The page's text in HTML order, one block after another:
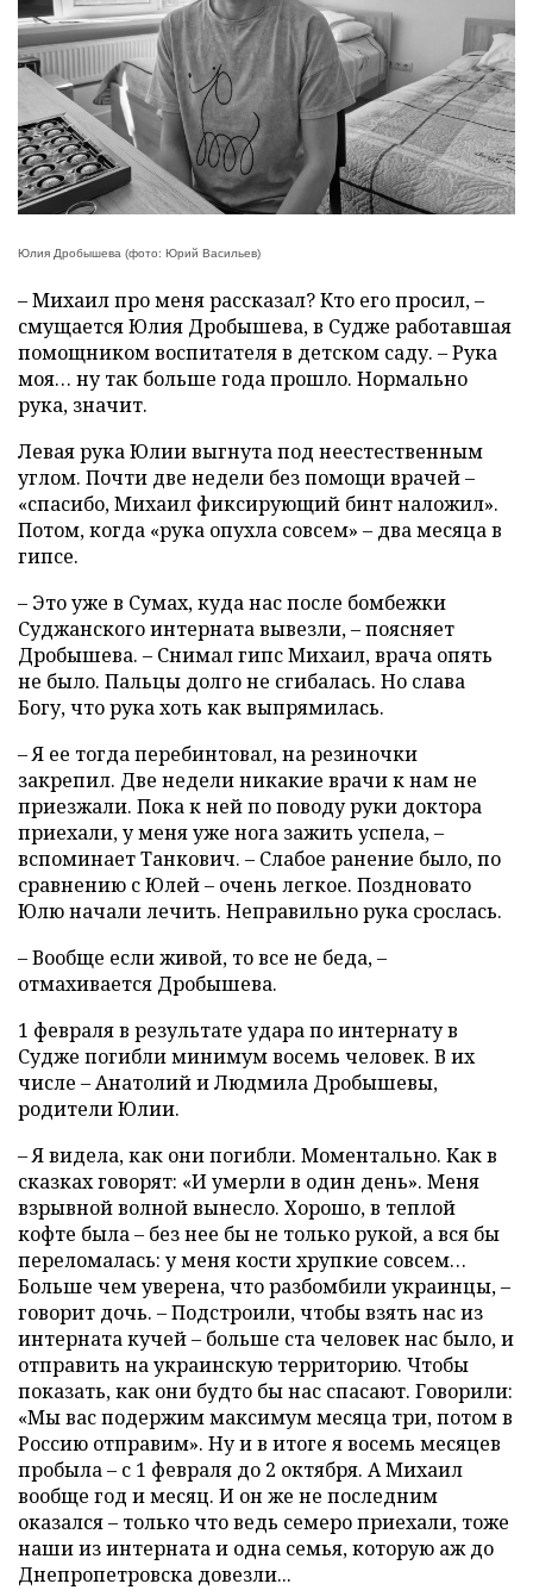
Юлия Дробышева (фото: Юрий Васильев)
– Михаил про меня рассказал? Кто его просил, –
смущается Юлия Дробышева, в Судже работавшая
помощником воспитателя в детском саду. – Рука
моя… ну так больше года прошло. Нормально
рука, значит.
Левая рука Юлии выгнута под неестественным
углом. Почти две недели без помощи врачей –
«спасибо, Михаил фиксирующий бинт наложил».
Потом, когда «рука опухла совсем» – два месяца в
гипсе.
– Это уже в Сумах, куда нас после бомбежки
Суджанского интерната вывезли, – поясняет
Дробышева. – Снимал гипс Михаил, врача опять
не было. Пальцы долго не сгибалась. Но слава
Богу, что рука хоть как выпрямилась.
– Я ее тогда перебинтовал, на резиночки
закрепил. Две недели никакие врачи к нам не
приезжали. Пока к ней по поводу руки доктора
приехали, у меня уже нога зажить успела, –
вспоминает Танкович. – Слабое ранение было, по
сравнению с Юлей – очень легкое. Поздновато
Юлю начали лечить. Неправильно рука срослась.
– Вообще если живой, то все не беда, –
отмахивается Дробышева.
1 февраля в результате удара по интернату в
Судже погибли минимум восемь человек. В их
числе – Анатолий и Людмила Дробышевы,
родители Юлии.
– Я видела, как они погибли. Моментально. Как в
сказках говорят: «И умерли в один день». Меня
взрывной волной вынесло. Хорошо, в теплой
кофте была – без нее бы не только рукой, а вся бы
переломалась: у меня кости хрупкие совсем…
Больше чем уверена, что разбомбили украинцы, –
говорит дочь. – Подстроили, чтобы взять нас из
интерната кучей – больше ста человек нас было, и
отправить на украинскую территорию. Чтобы
показать, как они будто бы нас спасают. Говорили:
«Мы вас подержим максимум месяца три, потом в
Россию отправим». Ну и в итоге я восемь месяцев
пробыла – с 1 февраля до 2 октября. А Михаил
вообще год и месяц. И он же не последним
оказался – только что ведь семеро приехали, тоже
наши из интерната и одна семья, которую аж до
Днепропетровска довезли...